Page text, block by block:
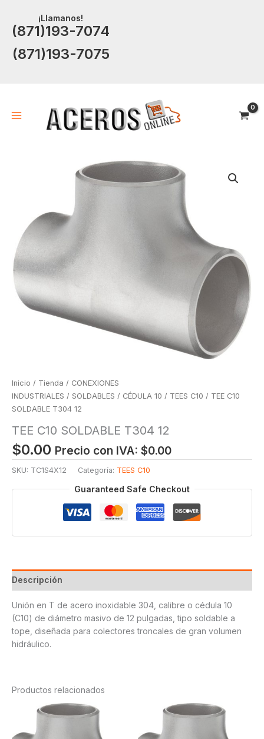
contenido
¡Llamanos!
(871)193-7074
(871)193-7075
Inicio / Tienda / CONEXIONES
INDUSTRIALES / SOLDABLES / CÉDULA 10 / TEES C10 / TEE C10
SOLDABLE T304 12
TEE C10 SOLDABLE T304 12
$0.00 Precio con IVA: $0.00
SKU: TC1S4X12 Categoría: TEES C10
Guaranteed Safe Checkout
Descripción
Unión en T de acero inoxidable 304, calibre o cédula 10
(C10) de diámetro masivo de 12 pulgadas, tipo soldable a
tope, diseñada para colectores troncales de gran volumen
hidráulico.
Productos relacionados